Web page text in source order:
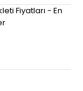
Fiyatları - En